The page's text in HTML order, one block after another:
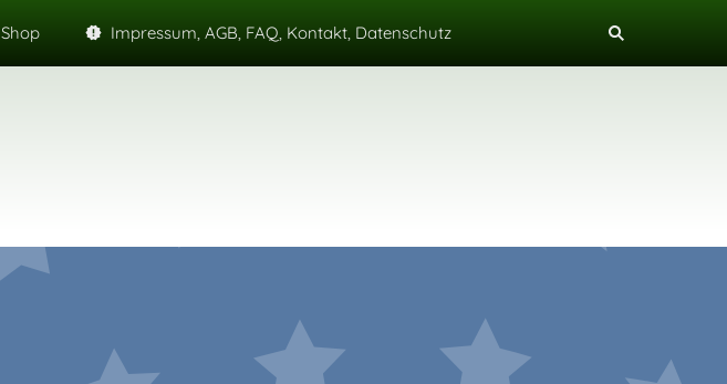
Shop Impressum, AGB, FAQ, Kontakt, Datenschutz